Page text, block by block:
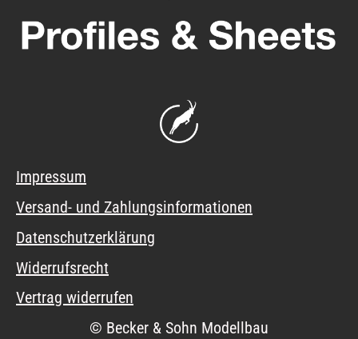
Impressum
Versand- und Zahlungsinformationen
Datenschutzerklärung
Widerrufsrecht
Vertrag widerrufen
© Becker & Sohn Modellbau